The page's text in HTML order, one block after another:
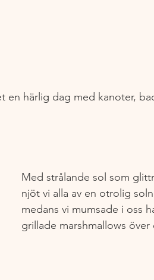
en härlig dag med kanoter,
Med strålande sol som
njöt vi alla av en otrolig
medans vi mumsade i oss
grillade marshmallows